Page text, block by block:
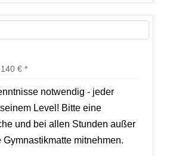
140 € *
notwendig - jeder
Level! Bitte eine
und bei allen Stunden außer
Gymnastikmatte mitnehmen.